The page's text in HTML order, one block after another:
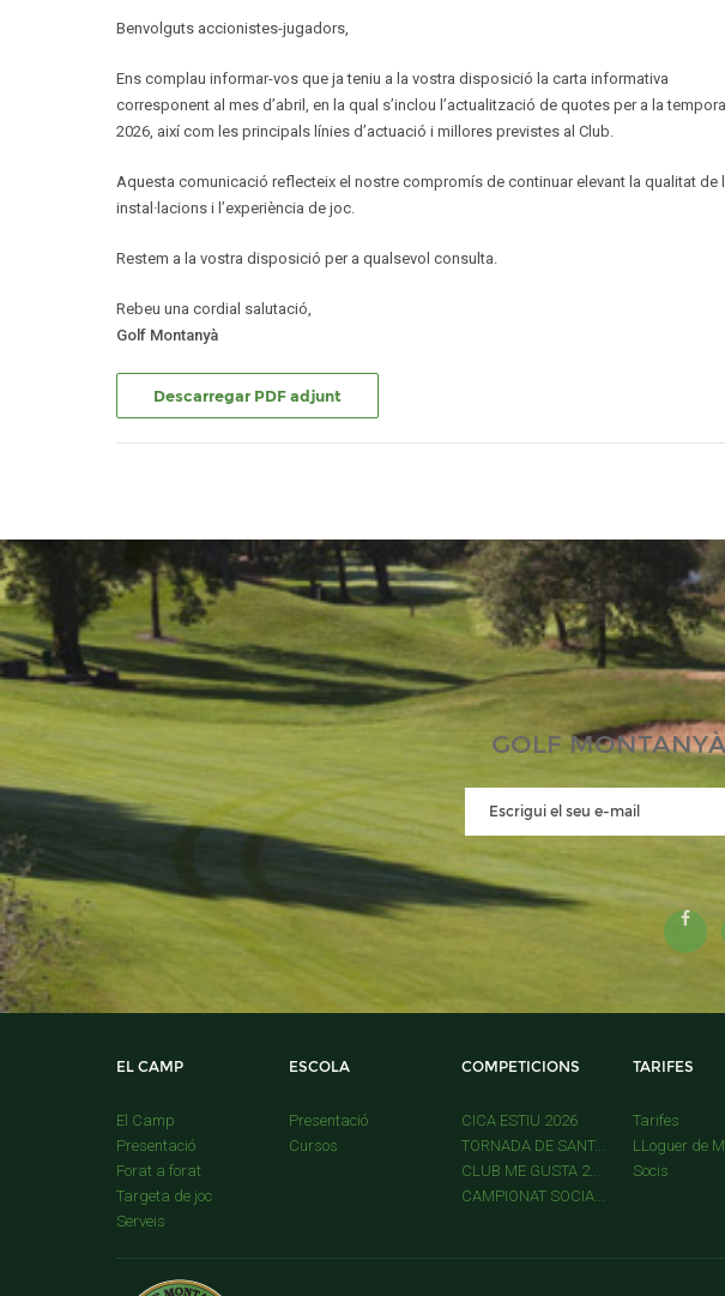
Benvolguts accionistes-jugadors,
Ens complau informar-vos que ja teniu a la vostra disposició la carta informativa
corresponent al mes d’abril, en la qual s’inclou l’actualització de quotes per a la
2026, així com les principals línies d’actuació i millores previstes al Club.
Aquesta comunicació reflecteix el nostre compromís de continuar elevant la qualitat de
instal·lacions i l’experiència de joc.
Restem a la vostra disposició per a qualsevol consulta.
Rebeu una cordial salutació,
Golf Montanyà
Descarregar PDF adjunt
GOLF
EL CAMP
El Camp
Presentació
Forat a forat
Targeta de joc
Serveis
ESCOLA
Presentació
Cursos
COMPETICIONS
CICA ESTIU 2026
TORNADA DE SANT...
CLUB ME GUSTA 2...
CAMPIONAT SOCIA...
TARIFES
Tarifes
LLoguer de
Socis